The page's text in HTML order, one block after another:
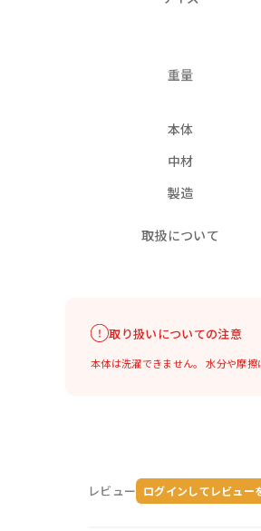
重量
本体
中材
製造
取扱について
取り扱いについての注意
本体は洗濯できません。水分や摩擦
レビュー ログインしてレビュー